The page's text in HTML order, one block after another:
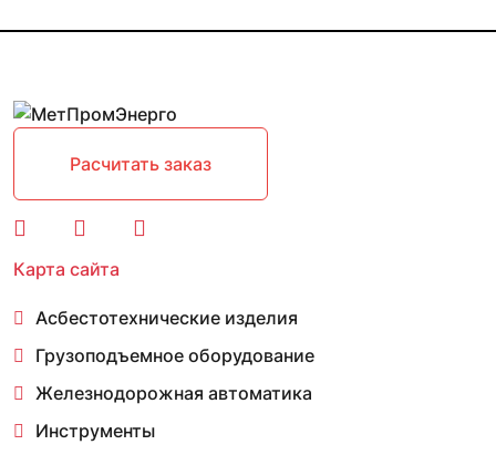
Расчитать заказ
Карта сайта
Асбестотехнические изделия
Грузоподъемное оборудование
Железнодорожная автоматика
Инструменты